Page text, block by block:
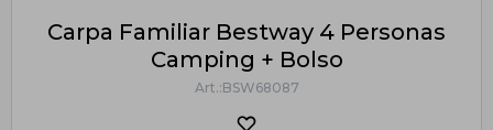
Carpa Familiar Bestway 4 Personas
Camping + Bolso
BSW68087